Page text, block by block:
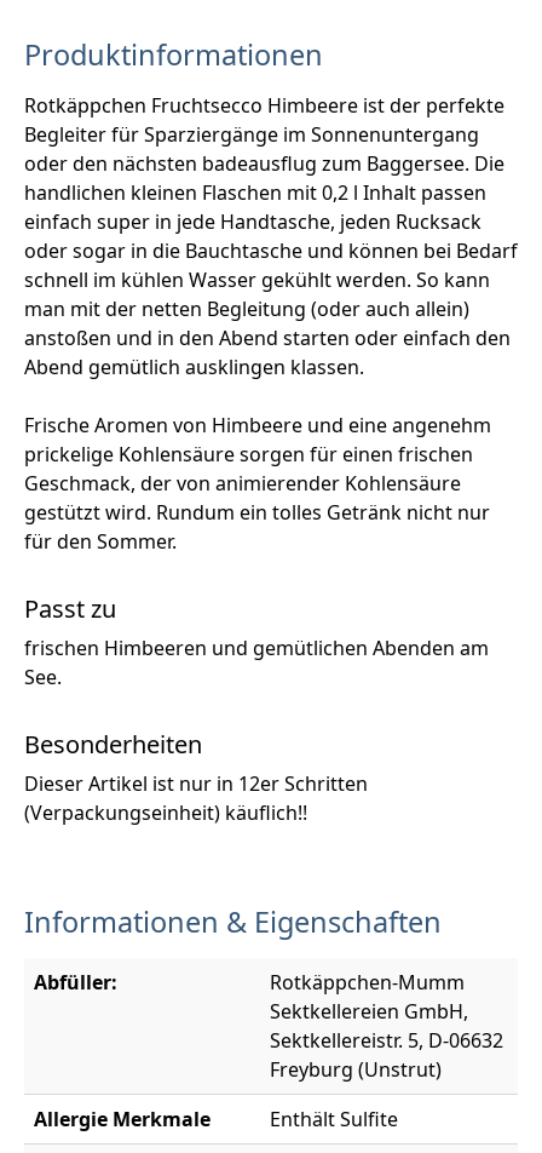
Produktinformationen
Rotkäppchen Fruchtsecco Himbeere ist der perfekte
Begleiter für Sparziergänge im Sonnenuntergang
oder den nächsten badeausflug zum Baggersee. Die
handlichen kleinen Flaschen mit 0,2 l Inhalt passen
einfach super in jede Handtasche, jeden Rucksack
oder sogar in die Bauchtasche und können bei Bedarf
schnell im kühlen Wasser gekühlt werden. So kann
man mit der netten Begleitung (oder auch allein)
anstoßen und in den Abend starten oder einfach den
Abend gemütlich ausklingen klassen.
Frische Aromen von Himbeere und eine angenehm
prickelige Kohlensäure sorgen für einen frischen
Geschmack, der von animierender Kohlensäure
gestützt wird. Rundum ein tolles Getränk nicht nur
für den Sommer.
Passt zu
frischen Himbeeren und gemütlichen Abenden am
See.
Besonderheiten
Dieser Artikel ist nur in 12er Schritten
(Verpackungseinheit) käuflich!!
Informationen & Eigenschaften
Abfüller:
Rotkäppchen-Mumm
Sektkellereien GmbH,
Sektkellereistr. 5, D-06632
Freyburg (Unstrut)
Allergie Merkmale
Enthält Sulfite